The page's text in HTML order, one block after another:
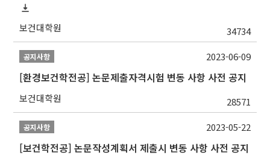
보건대학원 34734
공지사항
[환경보건학전공] 논문제출자격시험 변동 사항 사전 공지
보건대학원 28571
2023-06-09
공지사항
[보건학전공] 논문작성계획서 제출시 변동 사항 사전 공지
2023-05-22